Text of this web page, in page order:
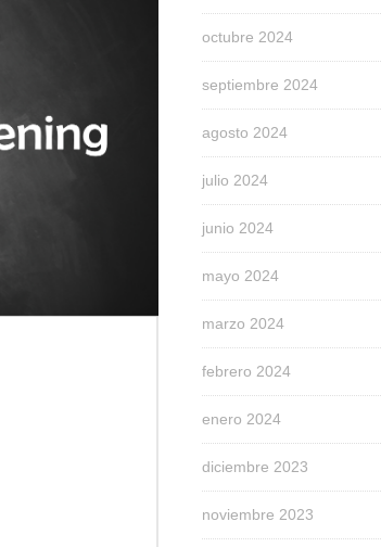
octubre 2024
septiembre 2024
agosto 2024
julio 2024
junio 2024
mayo 2024
marzo 2024
febrero 2024
enero 2024
diciembre 2023
noviembre 2023